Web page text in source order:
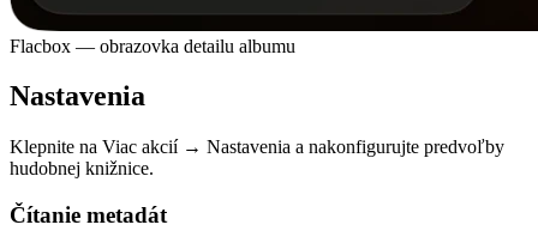
Flacbox — obrazovka detailu albumu
Nastavenia
Klepnite na Viac akcií → Nastavenia a nakonfigurujte predvoľby
hudobnej knižnice.
Čítanie metadát